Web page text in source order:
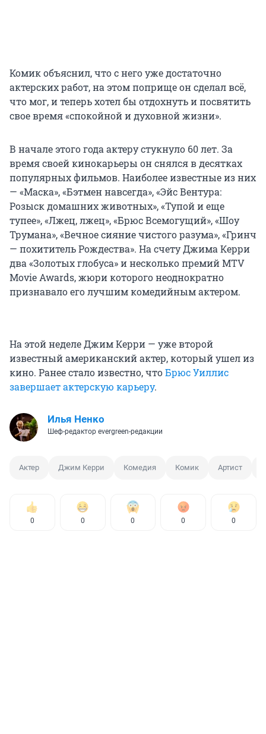
Комик объяснил, что с него уже достаточно
актерских работ, на этом поприще он сделал всё,
что мог, и теперь хотел бы отдохнуть и посвятить
свое время «спокойной и духовной жизни».
В начале этого года актеру стукнуло 60 лет. За
время своей кинокарьеры он снялся в десятках
популярных фильмов. Наиболее известные из них
— «Маска», «Бэтмен навсегда», «Эйс Вентура:
Розыск домашних животных», «Тупой и еще
тупее», «Лжец, лжец», «Брюс Всемогущий», «Шоу
Трумана», «Вечное сияние чистого разума», «Гринч
— похититель Рождества». На счету Джима Керри
два «Золотых глобуса» и несколько премий MTV
Movie Awards, жюри которого неоднократно
признавало его лучшим комедийным актером.
На этой неделе Джим Керри — уже второй
известный американский актер, который ушел из
кино. Ранее стало известно, чтоБрюс Уиллис
завершает актерскую карьеру.
Илья Ненко
Шеф-редактор evergreen-редакции
Актер Джим Керри Комедия Комик Артист
0 0 0 0 0